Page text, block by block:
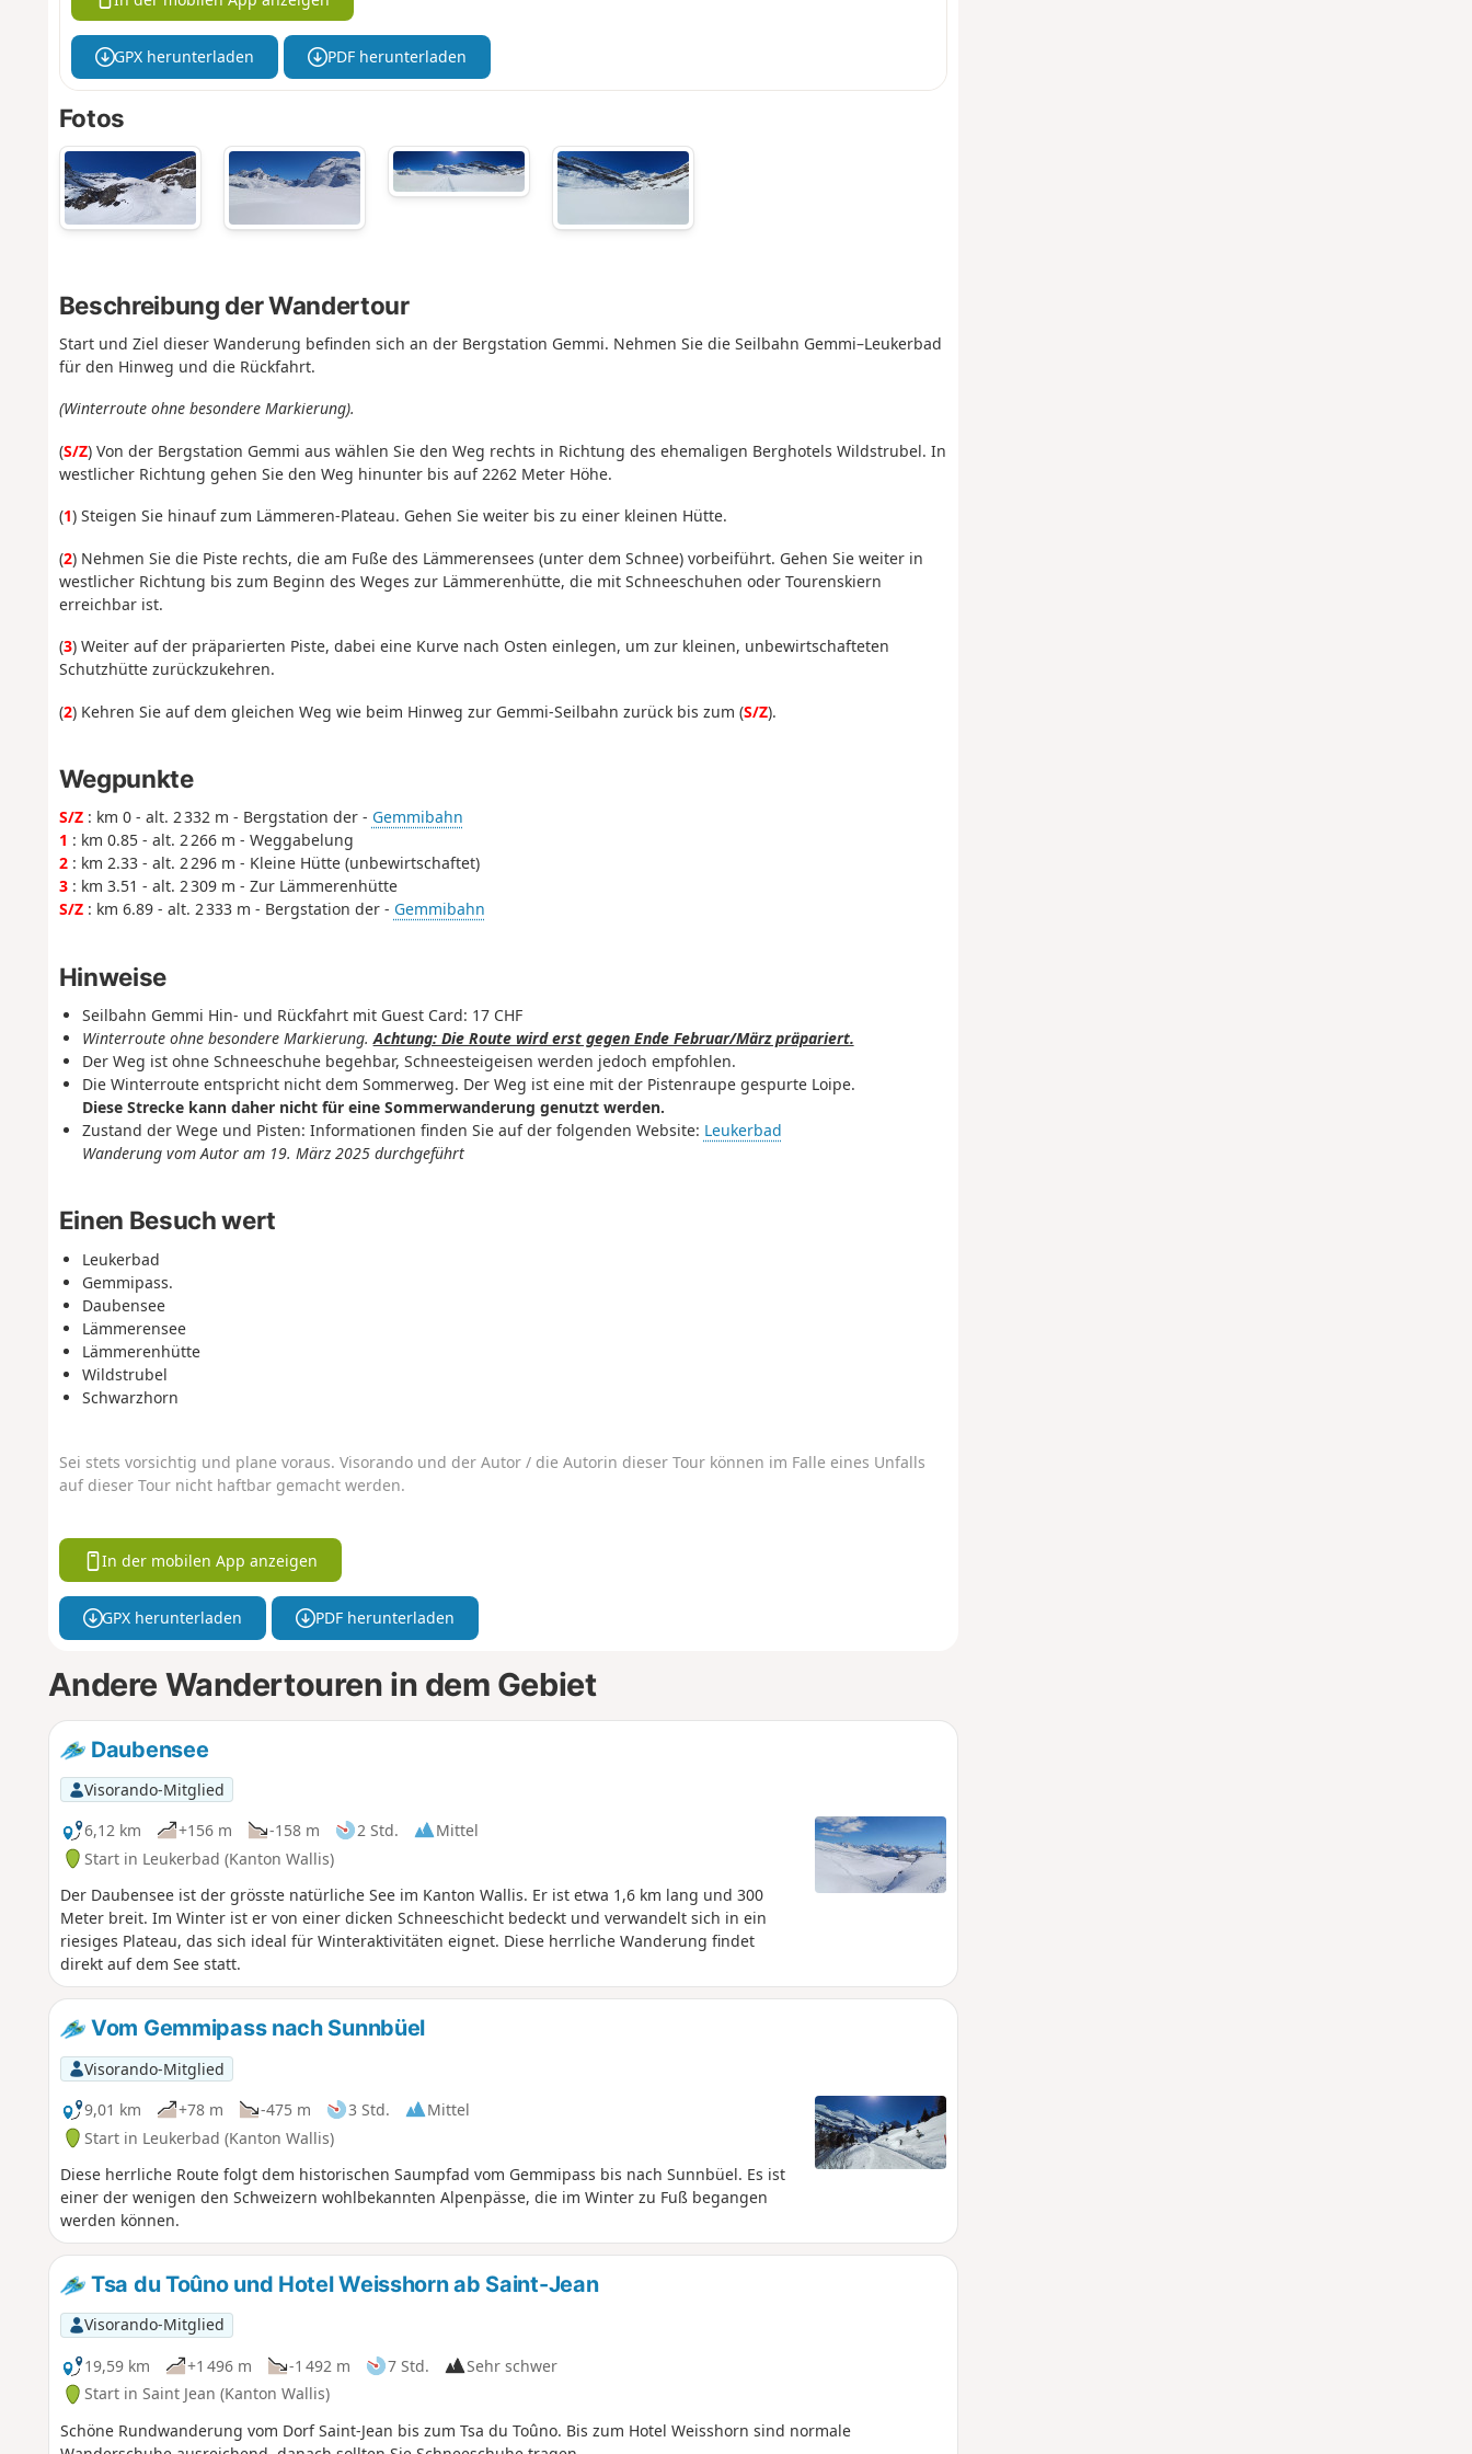
GPX herunterladen PDF herunterladen
Fotos
Beschreibung der Wandertour
Start und Ziel dieser Wanderung befinden sich an der Bergstation Gemmi. Nehmen Sie die Seilbahn Gemmi–Leukerbad
für den Hinweg und die Rückfahrt.
(Winterroute ohne besondere Markierung).
(S/Z) Von der Bergstation Gemmi aus wählen Sie den Weg rechts in Richtung des ehemaligen Berghotels Wildstrubel. In
westlicher Richtung gehen Sie den Weg hinunter bis auf 2262 Meter Höhe.
(1) Steigen Sie hinauf zum Lämmeren-Plateau. Gehen Sie weiter bis zu einer kleinen Hütte.
(2) Nehmen Sie die Piste rechts, die am Fuße des Lämmerensees (unter dem Schnee) vorbeiführt. Gehen Sie weiter in
westlicher Richtung bis zum Beginn des Weges zur Lämmerenhütte, die mit Schneeschuhen oder Tourenskiern
erreichbar ist.
(3) Weiter auf der präparierten Piste, dabei eine Kurve nach Osten einlegen, um zur kleinen, unbewirtschafteten
Schutzhütte zurückzukehren.
(2) Kehren Sie auf dem gleichen Weg wie beim Hinweg zur Gemmi-Seilbahn zurück bis zum (S/Z).
Wegpunkte
S/Z: km 0 - alt. 2 332 m - Bergstation der - Gemmibahn
1 : km 0.85 - alt. 2 266 m - Weggabelung
2: km 2.33 - alt. 2 296 m - Kleine Hütte (unbewirtschaftet)
3: km 3.51 - alt. 2 309 m - Zur Lämmerenhütte
S/Z: km 6.89 - alt. 2 333 m - Bergstation der - Gemmibahn
Hinweise
Seilbahn Gemmi Hin- und Rückfahrt mit Guest Card: 17 CHF
Winterroute ohne besondere Markierung.Achtung: Die Route wird erst gegen Ende Februar/März präpariert.
Der Weg ist ohne Schneeschuhe begehbar, Schneesteigeisen werden jedoch empfohlen.
Die Winterroute entspricht nicht dem Sommerweg. Der Weg ist eine mit der Pistenraupe gespurte Loipe.
Diese Strecke kann daher nicht für eine Sommerwanderung genutzt werden.
Zustand der Wege und Pisten: Informationen finden Sie auf der folgenden Website: Leukerbad
Wanderung vom Autor am 19. März 2025 durchgeführt
Einen Besuch wert
Leukerbad
Gemmipass.
Daubensee
Lämmerensee
Lämmerenhütte
Wildstrubel
Schwarzhorn
Sei stets vorsichtig und plane voraus. Visorando und der Autor / die Autorin dieser Tour können im Falle eines Unfalls
auf dieser Tour nicht haftbar gemacht werden.
In der mobilen App anzeigen
GPX herunterladen PDF herunterladen
Andere Wandertouren in dem Gebiet
Daubensee
Visorando-Mitglied
6,12 km
+156 m -158 m 2 Std.
Mittel
Start in Leukerbad (Kanton Wallis)
Der Daubensee ist der grösste natürliche See im Kanton Wallis. Er ist etwa 1,6 km lang und 300
Meter breit. Im Winter ist er von einer dicken Schneeschicht bedeckt und verwandelt sich in ein
riesiges Plateau, das sich ideal für Winteraktivitäten eignet. Diese herrliche Wanderung findet
direkt auf dem See statt.
Vom Gemmipass nach Sunnbüel
Visorando-Mitglied
9,01 km
+78 m -475 m 3 Std.
Mittel
Start in Leukerbad (Kanton Wallis)
Diese herrliche Route folgt dem historischen Saumpfad vom Gemmipass bis nach Sunnbüel. Es ist
einer der wenigen den Schweizern wohlbekannten Alpenpässe, die im Winter zu Fuß begangen
werden können.
Tsa du Toûno und Hotel Weisshorn ab Saint-Jean
Visorando-Mitglied
19,59 km
+1 496 m -1 492 m 7 Std.
Sehr schwer
Start in Saint Jean (Kanton Wallis)
Schöne Rundwanderung vom Dorf Saint-Jean bis zum Tsa du Toûno. Bis zum Hotel Weisshorn sind normale